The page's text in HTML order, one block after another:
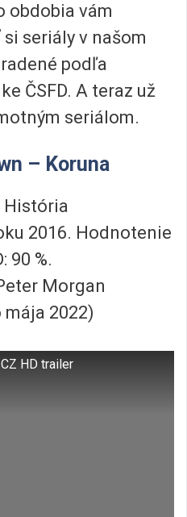
obdobia vám
seriály v našom
podľa
ČSFD. A teraz už
seriálom.
– Koruna
História
2016. Hodnotenie
90 %.
Morgan
mája 2022)
HD trailer